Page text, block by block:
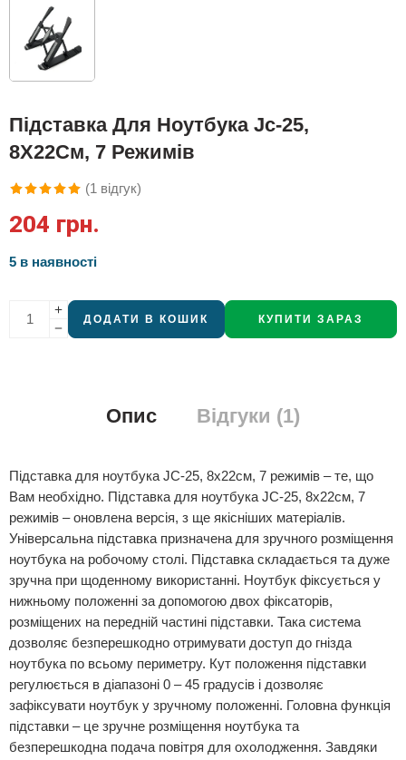
Підставка Для Ноутбука Jc-25,
8Х22См, 7 Режимів
5.00з 5 на
(1 відгук)
204 грн.
5 в наявності
ДОДАТИ В КОШИК КУПИТИ ЗАРАЗ
Опис Відгуки (1)
Підставка для ноутбука JC-25, 8х22см, 7 режимів – те, що
Вам необхідно. Підставка для ноутбука JC-25, 8х22см, 7
режимів – оновлена версія, з ще якісніших матеріалів.
Універсальна підставка призначена для зручного розміщення
ноутбука на робочому столі. Підставка складається та дуже
зручна при щоденному використанні. Ноутбук фіксується у
нижньому положенні за допомогою двох фіксаторів,
розміщених на передній частині підставки. Така система
дозволяє безперешкодно отримувати доступ до гнізда
ноутбука по всьому периметру. Кут положення підставки
регулюється в діапазоні 0 – 45 градусів і дозволяє
зафіксувати ноутбук у зручному положенні. Головна функція
підставки – це зручне розміщення ноутбука та
безперешкодна подача повітря для охолодження. Завдяки